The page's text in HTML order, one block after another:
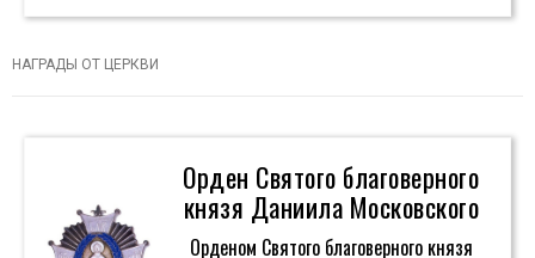
НАГРАДЫ ОТ ЦЕРКВИ
Орден Святого благоверного
князя Даниила Московского
Орденом Святого благоверного князя